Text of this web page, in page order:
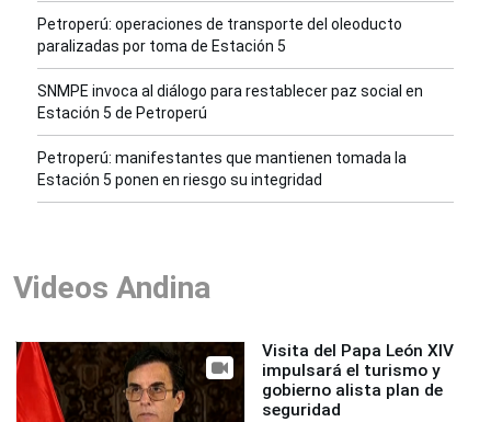
Petroperú: operaciones de transporte del oleoducto
paralizadas por toma de Estación 5
SNMPE invoca al diálogo para restablecer paz social en
Estación 5 de Petroperú
Petroperú: manifestantes que mantienen tomada la
Estación 5 ponen en riesgo su integridad
Videos Andina
Visita del Papa León XIV
impulsará el turismo y
gobierno alista plan de
seguridad